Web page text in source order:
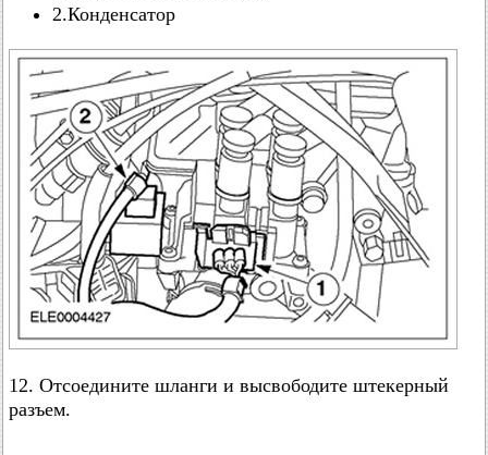
2.Конденсатор
12. Отсоедините шланги и высвободите штекерный
разъем.